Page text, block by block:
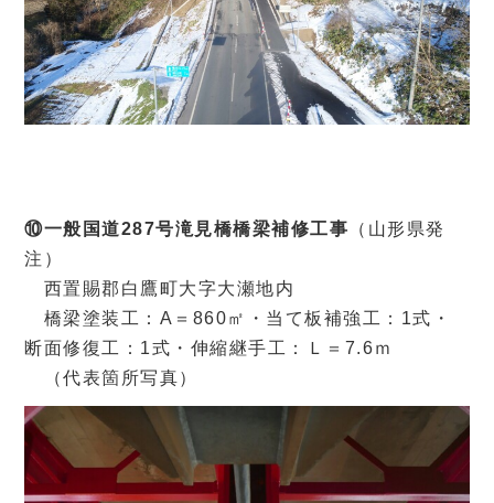
⑩一般国道287号滝見橋橋梁補修工事 （山形県発
注）
西置賜郡白鷹町大字大瀬地内
橋梁塗装工：A＝860㎡・当て板補強工：1式・
断面修復工：1式・伸縮継手工：Ｌ＝7.6ｍ
（代表箇所写真）